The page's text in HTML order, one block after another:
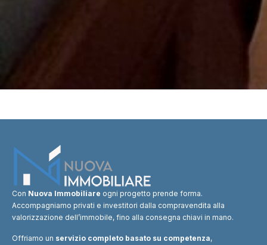
Con Nuova Immobiliare ogni progetto prende forma.
Accompagniamo privati e investitori dalla compravendita alla
valorizzazione dell’immobile, fino alla consegna chiavi in mano.
Offriamo un servizio completo basato su competenza,